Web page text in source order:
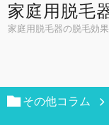
家庭用脱毛
家庭用脱毛器の脱毛効
その他コラム